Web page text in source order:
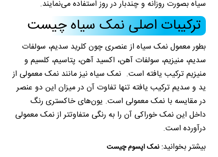
سیاه بصورت روزانه و چندبار در روز استفاده می‌نمایند.
ترکیبات اصلی نمک سیاه چیست
بطور معمول نمک سیاه از عنصری چون کلرید سدیم، سولفات
سدیم، منیزیم، سولفات آهن، اکسید آهن، پتاسیم، کلسیم و
منیزیم ترکیب یافته است. نمک سیاه نیز مانند نمک معمولی از
ید و سدیم ترکیب یافته تنها تفاوت آن در میزان این دو عنصر
در مقایسه با نمک معمولی است. یون‌های خاکستری رنگ
داخل این نمک خوراکی آن را به رنگی متفاوتتر از نمک معمولی
درآورده است.
بیشتر بخوانید:نمک اپسوم چیست